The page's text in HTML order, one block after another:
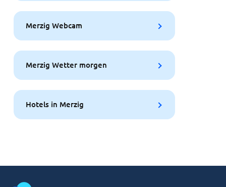
Merzig Webcam
Merzig Wetter morgen
Hotels in Merzig